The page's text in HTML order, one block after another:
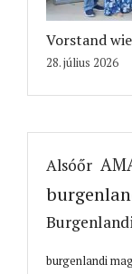
Vorstand
28. július 2026
Alsóőr
burgenlandi